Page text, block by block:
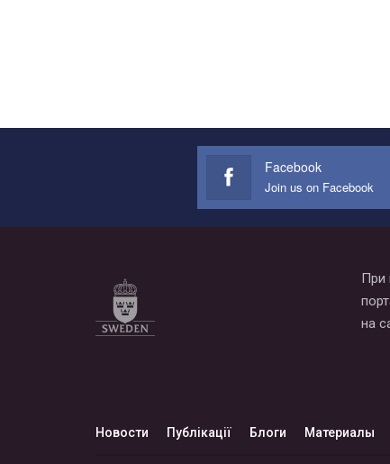
Facebook
Join us on Facebook
При
на
Новости Публікації Блоги Материалы